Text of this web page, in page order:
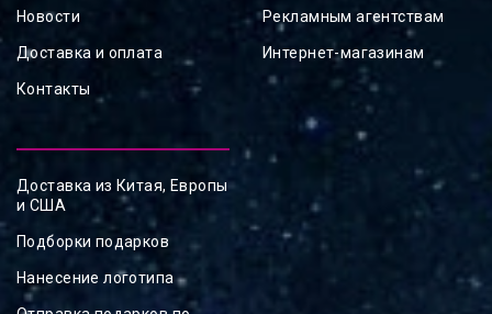
Новости
Доставка и оплата
Контакты
Рекламным агентствам
Интернет-магазинам
Доставка из Китая, Европы
и США
Подборки подарков
Нанесение логотипа